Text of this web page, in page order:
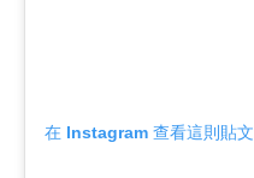
在 Instagram 查看這則貼文